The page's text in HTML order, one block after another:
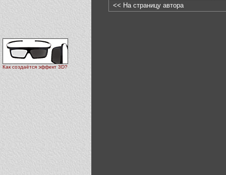
Как создаётся эффект 3D?
<< На страницу автора